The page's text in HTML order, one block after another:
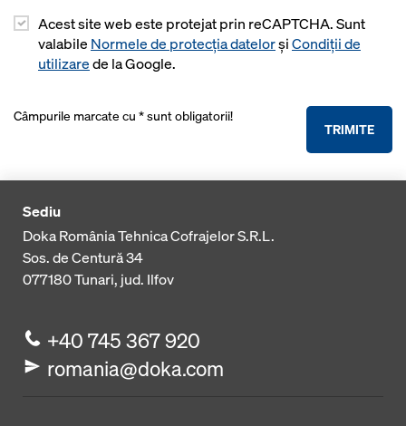
Acest site web este protejat prin reCAPTCHA. Sunt
valabile Normele de protecția datelorșiCondiții de
utilizarede la Google.
TRIMITE
Câmpurile marcate cu * sunt obligatorii!
Sediu
Doka România Tehnica Cofrajelor S.R.L.
Sos. de Centură 34
077180Tunari, jud. Ilfov
+40 745 367 920
romania@doka.com